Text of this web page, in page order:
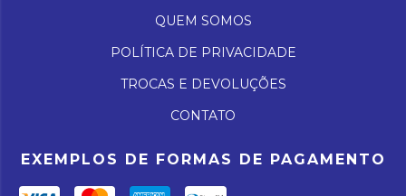
QUEM SOMOS
POLÍTICA DE PRIVACIDADE
TROCAS E DEVOLUÇÕES
CONTATO
EXEMPLOS DE FORMAS DE PAGAMENTO